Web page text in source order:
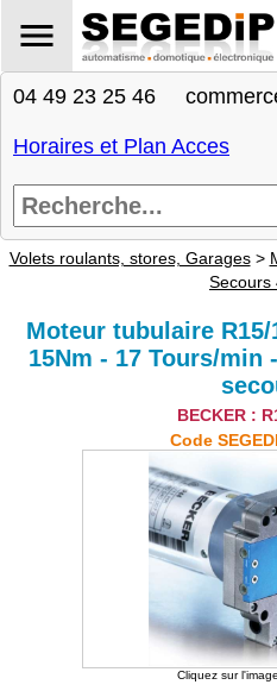
04 49 23 25 46
Horaires et Plan Acces
Volets roulants, stores, Garages>
Secours
Moteur tubulaire
15Nm - 17 Tours/min
BECKER :
Code
Cliquez sur